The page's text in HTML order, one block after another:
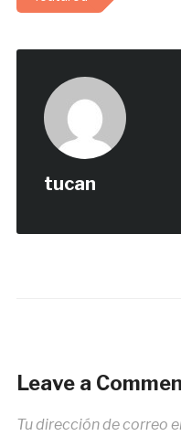
tucan
Leave a
Tu dirección de correo